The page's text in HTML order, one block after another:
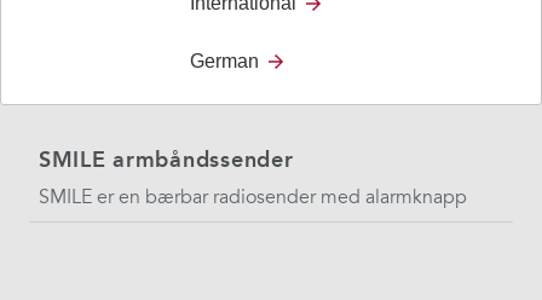
SMILE armbåndssender
SMILE er en bærbar radiosender med alarmknapp
German